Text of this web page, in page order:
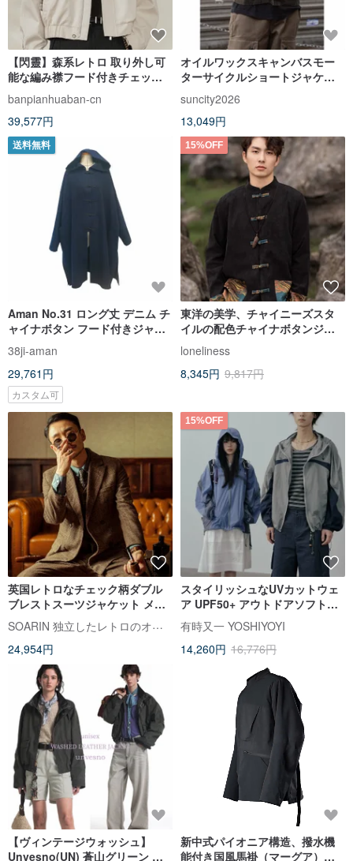
【閃靈】森系レトロ 取り外し可
能な編み襟フード付きチェック
柄ポケットジャケット/ボンバー
ジャケット
banpianhuaban-cn
39,577円
オイルワックスキャンバスモー
ターサイクルショートジャケッ
風撥水 WAX JACKET
suncity2026
13,049円
送料無料
Aman No.31 ロング丈 デニム チ
ャイナボタン フード付きジャケ
ット ブルー 男女兼用
38ji-aman
29,761円
カスタム可
15%OFF
東洋の美学、チャイニーズスタ
イルの配色チャイナボタンジャ
ケット
loneliness
8,345円 9,817円
英国レトロなチェック柄ダブル
ブレストスーツジャケット メン
ズ ウールチェック柄ビジネスカ
ジュアルジャケット
SOARIN 独立したレトロのオリジナルメンズウェア
24,954円
15%OFF
スタイリッシュなUVカットウェ
ア UPF50+ アウトドアソフトシ
ェルジャケット
有時又一 YOSHIYOYI
14,260円 16,776円
【ヴィンテージウォッシュ】
Unvesno(UN) 蒼山グリーン レ
新中式パイオニア構造、撥水機
能付き国風馬褂（マーグア）唐